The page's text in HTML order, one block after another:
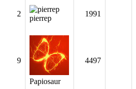
2
pierrep
1991
9
Papiosaur
4497